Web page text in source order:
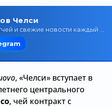
, «Челси» вступает в
центрального
, чей контракт с